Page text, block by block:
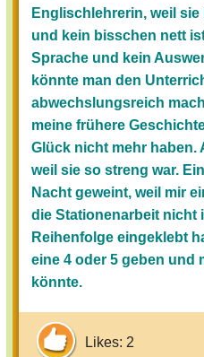
Englischlehrerin, weil
und kein bisschen nett
Sprache und kein
könnte man den
abwechslungsreich
meine frühere
Glück nicht mehr haben.
weil sie so streng war.
Nacht geweint, weil mir
die Stationenarbeit nicht
Reihenfolge eingeklebt
eine 4 oder 5 geben und
könnte.
Likes: 2